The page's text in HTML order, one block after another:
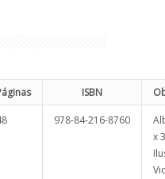
ISBN
978-84-216-8760
x